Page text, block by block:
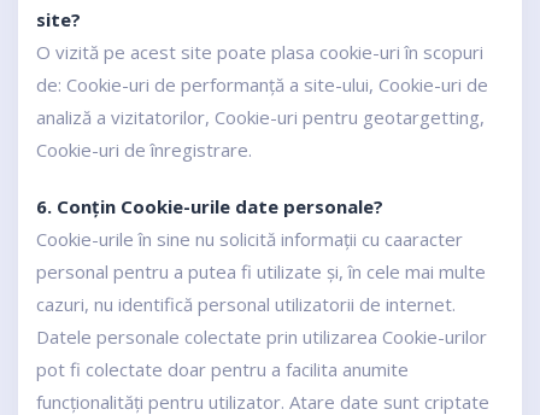
site?
O vizită pe acest site poate plasa cookie-uri în scopuri
de: Cookie-uri de performanță a site-ului, Cookie-uri de
analiză a vizitatorilor, Cookie-uri pentru geotargetting,
Cookie-uri de înregistrare.
6. Conțin Cookie-urile date personale?
Cookie-urile în sine nu solicită informații cu caaracter
personal pentru a putea fi utilizate și, în cele mai multe
cazuri, nu identifică personal utilizatorii de internet.
Datele personale colectate prin utilizarea Cookie-urilor
pot fi colectate doar pentru a facilita anumite
funcționalități pentru utilizator. Atare date sunt criptate